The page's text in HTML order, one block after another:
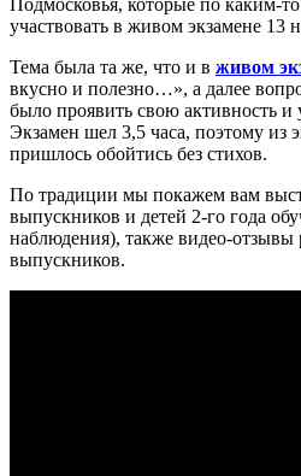
участвовать в живом экзамене 13
Тема была та же, что и в живом
вкусно и полезно…», а далее
было проявить свою активность и
Экзамен шел 3,5 часа, поэтому из
пришлось обойтись без стихов.
По традиции мы покажем вам
выпускников и детей 2-го года
наблюдения), также видео-отзывы
выпускников.